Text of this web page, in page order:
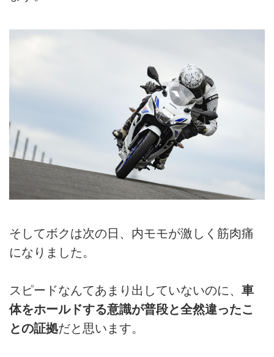
そしてボクは次の日、内モモが激しく筋肉痛
になりました。
スピードなんてあまり出していないのに、 車
体をホールドする意識が普段と全然違ったこ
との証拠だと思います。